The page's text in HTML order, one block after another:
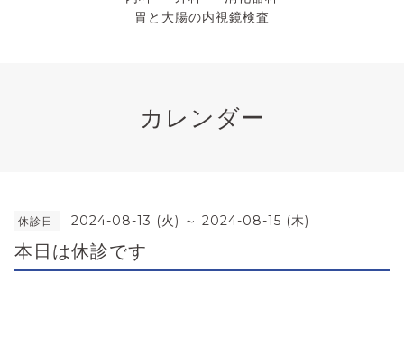
胃と大腸の内視鏡検査
カレンダー
休診日 2024-08-13 (火) ～ 2024-08-15 (木)
本日は休診です